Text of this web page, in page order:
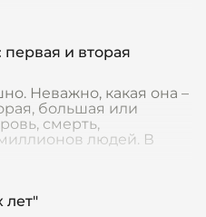
и вторая
Неважно, какая она –
большая или
смерть,
людей. В
лет"